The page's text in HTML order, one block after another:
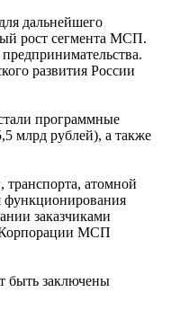
дальнейшего
рост сегмента МСП.
развития России
программные
млрд рублей), а также
атомной
функционирования
заказчиками
Корпорации МСП
быть заключены